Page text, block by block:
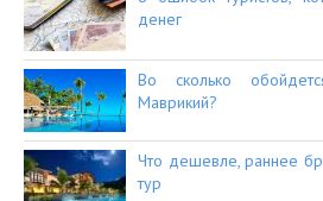
денег
Во сколько
Маврикий?
Что дешевле, раннее
тур